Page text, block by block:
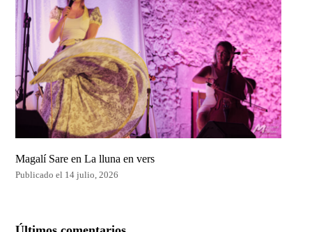
Magalí Sare en La lluna en vers
Publicado el 14 julio, 2026